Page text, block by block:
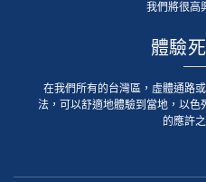
我們將很高
體驗
在我們所有的台灣區，虛體通路
法，可以舒適地體驗到當地，以色
的應許